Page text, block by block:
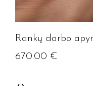
Rankų darbo
670.00 €